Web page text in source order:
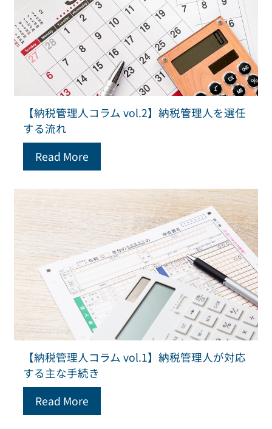
【納税管理人コラム vol.2】納税管理人を選任
する流れ
Read More
【納税管理人コラム vol.1】納税管理人が対応
する主な手続き
Read More